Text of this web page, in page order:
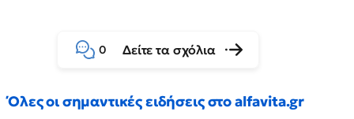
0 Δείτε τα σχόλια
Όλες οι σημαντικές ειδήσεις στο alfavita.gr